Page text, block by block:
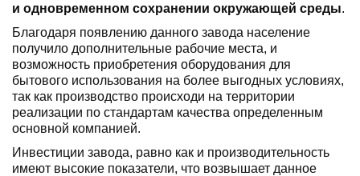
и одновременном сохранении окружающей среды.
Благодаря появлению данного завода население
получило дополнительные рабочие места, и
возможность приобретения оборудования для
бытового использования на более выгодных условиях,
так как производство происходи на территории
реализации по стандартам качества определенным
основной компанией.
Инвестиции завода, равно как и производительность
имеют высокие показатели, что возвышает данное